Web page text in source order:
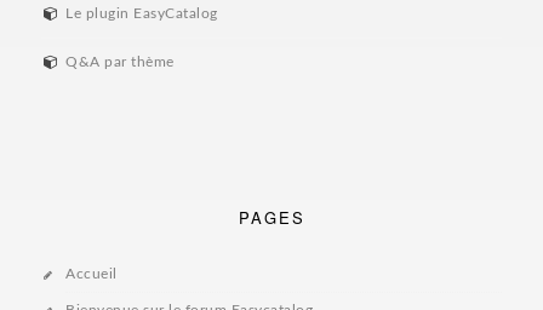
Le plugin EasyCatalog
Q&A par thème
PAGES
Accueil